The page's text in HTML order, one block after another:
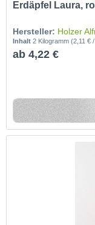
Erdäpfel Laura,
Hersteller: Holzer
Inhalt2 Kilogramm(2,11 €
ab 4,22 €